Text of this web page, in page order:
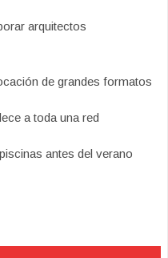
arquitectos
de grandes formatos
a toda una red
antes del verano